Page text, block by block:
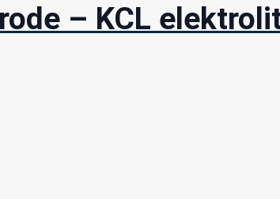
– KCL